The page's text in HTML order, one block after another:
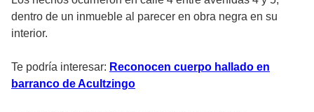
dentro de un inmueble al parecer en obra negra en su
interior.
Te podría interesar: Reconocen cuerpo hallado en
barranco de Acultzingo